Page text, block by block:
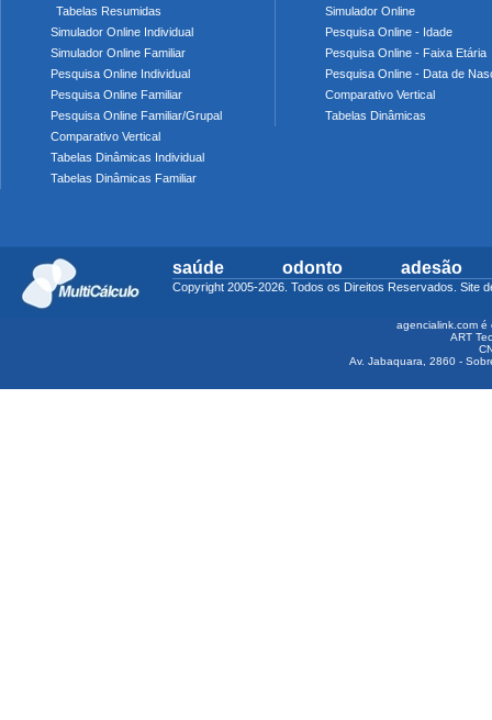
Tabelas Resumidas
Simulador Online Individual
Simulador Online Familiar
Pesquisa Online Individual
Pesquisa Online Familiar
Pesquisa Online Familiar/Grupal
Comparativo Vertical
Tabelas Dinâmicas Individual
Tabelas Dinâmicas Familiar
Simulador Online
Pesquisa Online - Idade
Pesquisa Online - Faixa Etária
Pesquisa Online - Data de
Comparativo Vertical
Tabelas Dinâmicas
saúde odonto adesão
Copyright 2005-2026. Todos os Direitos Reservados. Site
agencialink.com
ART
Av. Jabaquara, 2860 -